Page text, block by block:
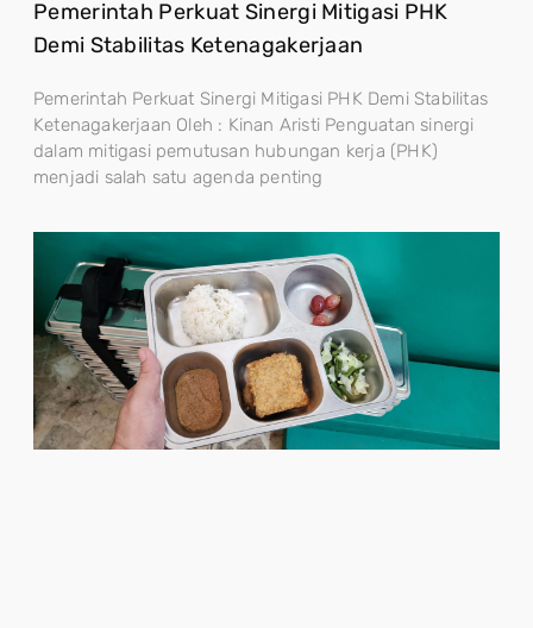
Pemerintah Perkuat Sinergi Mitigasi PHK
Demi Stabilitas Ketenagakerjaan
Pemerintah Perkuat Sinergi Mitigasi PHK Demi Stabilitas
Ketenagakerjaan Oleh : Kinan Aristi Penguatan sinergi
dalam mitigasi pemutusan hubungan kerja (PHK)
menjadi salah satu agenda penting